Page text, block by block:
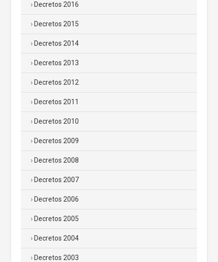
Decretos 2016
Decretos 2015
Decretos 2014
Decretos 2013
Decretos 2012
Decretos 2011
Decretos 2010
Decretos 2009
Decretos 2008
Decretos 2007
Decretos 2006
Decretos 2005
Decretos 2004
Decretos 2003